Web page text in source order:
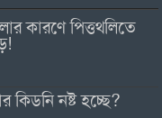
কারণে পিত্তথলিতে
নষ্ট হচ্ছে?